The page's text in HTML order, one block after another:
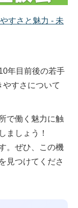
すさと魅力 - 未
年目前後の若手
すさについて
で働く魅力に触
ましょう！
。ぜひ、この機
見つけてくださ